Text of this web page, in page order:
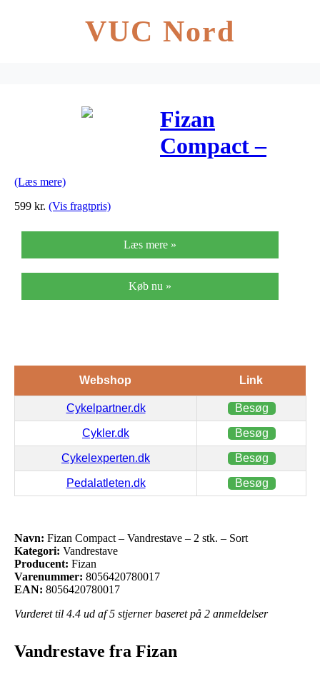
VUC Nord
Fizan
Compact –
(Læs mere)
599 kr. (Vis fragtpris)
Læs mere »
Køb nu »
Webshop Link
Cykelpartner.dk Besøg
Cykler.dk Besøg
Cykelexperten.dk Besøg
Pedalatleten.dk Besøg
Navn: Fizan Compact – Vandrestave – 2 stk. – Sort
Kategori: Vandrestave
Producent: Fizan
Varenummer: 8056420780017
EAN: 8056420780017
Vurderet til 4.4 ud af 5 stjerner baseret på 2 anmeldelser
Vandrestave fra Fizan